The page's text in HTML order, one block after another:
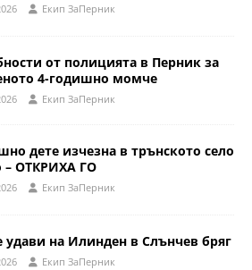
Eкип ЗаПерник
от полицията в Перник за
4-годишно момче
Eкип ЗаПерник
дете изчезна в трънското село
– ОТКРИХА ГО
Eкип ЗаПерник
на Илинден в Слънчев бряг
Eкип ЗаПерник